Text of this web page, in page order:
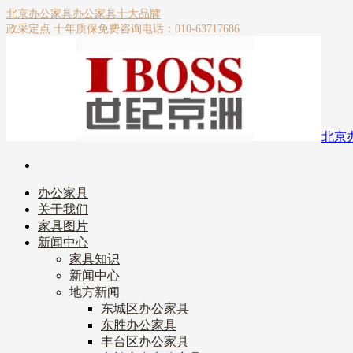
北京办公家具办公家具十大品牌
政采定点 十年质保免费咨询电话：010-63717686
北京
办公家具
关于我们
家具图片
新闻中心
家具知识
新闻中心
地方新闻
东城区办公家具
东胜办公家具
丰台区办公家具